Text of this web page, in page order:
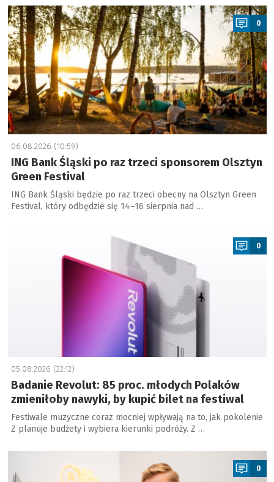
a
0
06.08.2026 (10:59)
ING Bank Śląski po raz trzeci sponsorem Olsztyn
Green Festival
ING Bank Śląski będzie po raz trzeci obecny na Olsztyn Green
Festival, który odbędzie się 14–16 sierpnia nad …
0
05.08.2026 (22:12)
Badanie Revolut: 85 proc. młodych Polaków
zmieniłoby nawyki, by kupić bilet na festiwal
Festiwale muzyczne coraz mocniej wpływają na to, jak pokolenie
Z planuje budżety i wybiera kierunki podróży. Z …
a
0